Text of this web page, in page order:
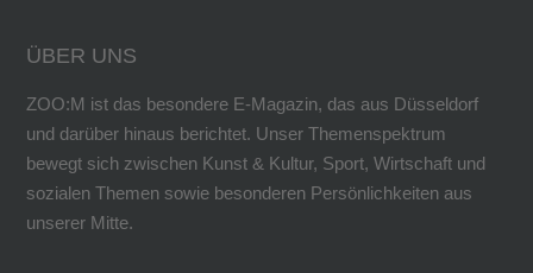
ÜBER UNS
ZOO:M ist das besondere E-Magazin, das aus Düsseldorf
und darüber hinaus berichtet. Unser Themenspektrum
bewegt sich zwischen Kunst & Kultur, Sport, Wirtschaft und
sozialen Themen sowie besonderen Persönlichkeiten aus
unserer Mitte.